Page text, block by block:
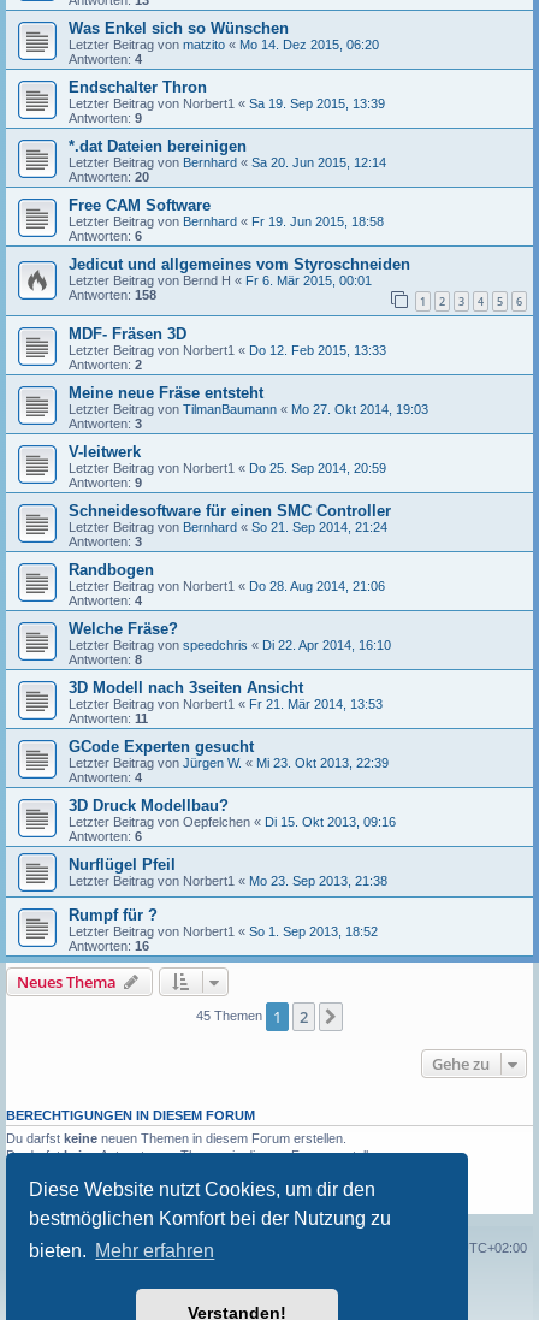
Diese Website nutzt Cookies, um dir den
bestmöglichen Komfort bei der Nutzung zu
bieten. Mehr erfahren
Verstanden!
Was Enkel sich so Wünschen
Letzter Beitrag von matzito « Mo 14. Dez 2015, 06:20
Antworten: 4
Endschalter Thron
Letzter Beitrag von Norbert1 « Sa 19. Sep 2015, 13:39
Antworten: 9
*.dat Dateien bereinigen
Letzter Beitrag von Bernhard « Sa 20. Jun 2015, 12:14
Antworten: 20
Free CAM Software
Letzter Beitrag von Bernhard « Fr 19. Jun 2015, 18:58
Antworten: 6
Jedicut und allgemeines vom Styroschneiden
Letzter Beitrag von Bernd H « Fr 6. Mär 2015, 00:01
Antworten: 158 1 2 3 4 5 6
MDF- Fräsen 3D
Letzter Beitrag von Norbert1 « Do 12. Feb 2015, 13:33
Antworten: 2
Meine neue Fräse entsteht
Letzter Beitrag von TilmanBaumann « Mo 27. Okt 2014, 19:03
Antworten: 3
V-leitwerk
Letzter Beitrag von Norbert1 « Do 25. Sep 2014, 20:59
Antworten: 9
Schneidesoftware für einen SMC Controller
Letzter Beitrag von Bernhard « So 21. Sep 2014, 21:24
Antworten: 3
Randbogen
Letzter Beitrag von Norbert1 « Do 28. Aug 2014, 21:06
Antworten: 4
Welche Fräse?
Letzter Beitrag von speedchris « Di 22. Apr 2014, 16:10
Antworten: 8
3D Modell nach 3seiten Ansicht
Letzter Beitrag von Norbert1 « Fr 21. Mär 2014, 13:53
Antworten: 11
GCode Experten gesucht
Letzter Beitrag von Jürgen W. « Mi 23. Okt 2013, 22:39
Antworten: 4
3D Druck Modellbau?
Letzter Beitrag von Oepfelchen « Di 15. Okt 2013, 09:16
Antworten: 6
Nurflügel Pfeil
Letzter Beitrag von Norbert1 « Mo 23. Sep 2013, 21:38
Rumpf für ?
Letzter Beitrag von Norbert1 « So 1. Sep 2013, 18:52
Antworten: 16
Neues Thema
45 Themen 1 2
Gehe zu
BERECHTIGUNGEN IN DIESEM FORUM
Du darfst keine neuen Themen in diesem Forum erstellen.
Du darfstkeineAntworten zu Themen in diesem Forum erstellen.
Du darfst deine Beiträge in diesem Forumnicht
löschen.
Portal Foren-Übersicht UTC+02:00
Powered byphpBB® Forum Software © phpBB Limited
Deutsche Übersetzung durch